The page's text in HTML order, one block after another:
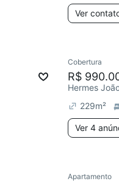
Ver
Cobertura
R$
Hermes
229m²
Ver 4
Apartamento